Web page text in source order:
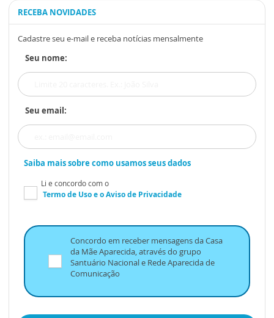
RECEBA NOVIDADES
Cadastre seu e-mail e receba notícias mensalmente
Seu nome:
Seu email:
Saiba mais sobre como usamos seus dados
Li e concordo com o
Termo de Usoe oAviso de Privacidade
Concordo em receber mensagens da Casa
da Mãe Aparecida, através do grupo
Santuário Nacional e Rede Aparecida de
Comunicação